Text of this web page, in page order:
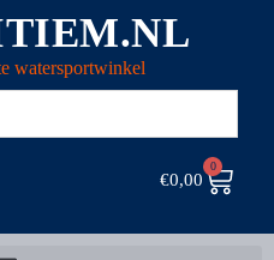
watersportwinkel
€0,00
0